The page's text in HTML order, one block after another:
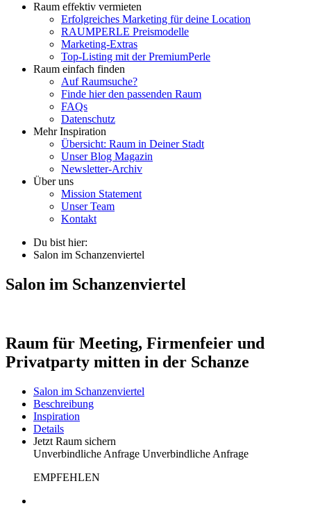
Raum effektiv vermieten
Erfolgreiches Marketing für deine Location
RAUMPERLE Preismodelle
Marketing-Extras
Top-Listing mit der PremiumPerle
Raum einfach finden
Auf Raumsuche?
Finde hier den passenden Raum
FAQs
Datenschutz
Mehr Inspiration
Übersicht: Raum in Deiner Stadt
Unser Blog Magazin
Newsletter-Archiv
Über uns
Mission Statement
Unser Team
Kontakt
Du bist hier:
Salon im Schanzenviertel
Salon im Schanzenviertel
Raum für Meeting, Firmenfeier und
Privatparty mitten in der Schanze
Salon im Schanzenviertel
Beschreibung
Inspiration
Details
Jetzt Raum sichern
Unverbindliche Anfrage Unverbindliche Anfrage
EMPFEHLEN